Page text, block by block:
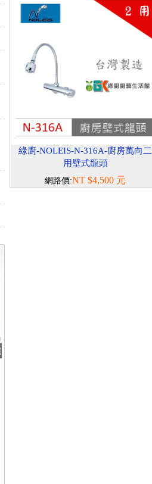
綠廚-NOLEIS-N-316A-廚房萬向二
用壁式龍頭
網路價:NT $4,500 元